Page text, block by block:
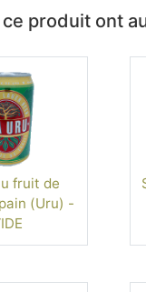
produit ont
fruit de
(Uru) -